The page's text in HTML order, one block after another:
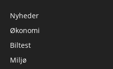
Nyheder
Økonomi
Biltest
Miljø